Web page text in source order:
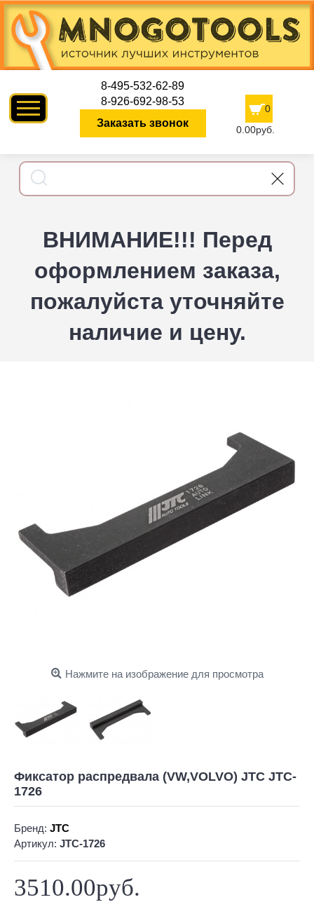
8-495-532-62-89
8-926-692-98-53
Заказать звонок
0
0.00руб.
ВНИМАНИЕ!!! Перед
оформлением заказа,
пожалуйста уточняйте
наличие и цену.
Нажмите на изображение для просмотра
Фиксатор распредвала (VW,VOLVO) JTC JTC-
1726
Бренд: JTC
Артикул: JTC-1726
3510.00руб.